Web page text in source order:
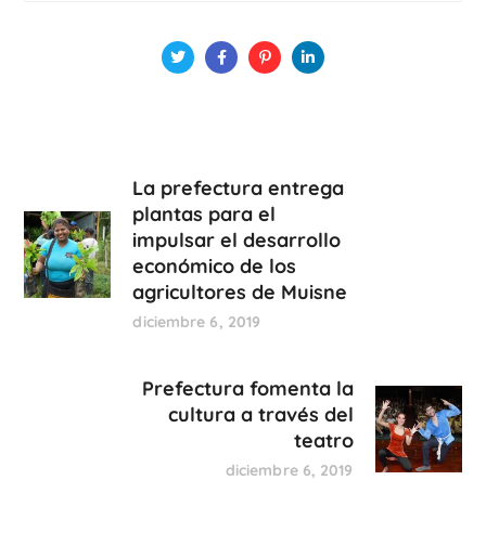
La prefectura entrega
plantas para el
impulsar el desarrollo
económico de los
agricultores de Muisne
diciembre 6, 2019
Prefectura fomenta la
cultura a través del
teatro
diciembre 6, 2019